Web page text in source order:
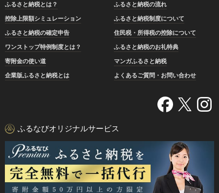
ふるさと納税とは？
ふるさと納税の流れ
控除上限額シミュレーション
ふるさと納税制度について
ふるさと納税の確定申告
住民税・所得税の控除について
ワンストップ特例制度とは？
ふるさと納税のお礼特典
寄附金の使い道
マンガふるさと納税
企業版ふるさと納税とは
よくあるご質問・お問い合わせ
ふるなびオリジナルサービス